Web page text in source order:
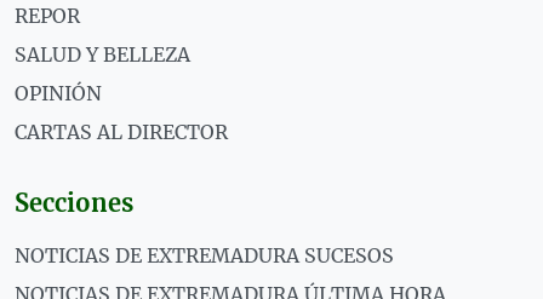
REPOR
SALUD Y BELLEZA
OPINIÓN
CARTAS AL DIRECTOR
Secciones
NOTICIAS DE EXTREMADURA SUCESOS